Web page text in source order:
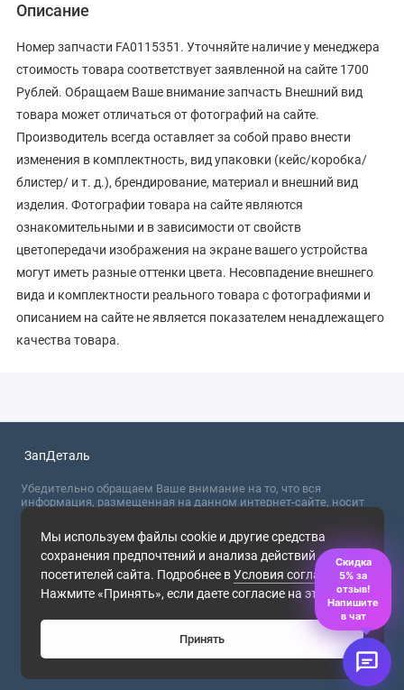
Описание
Номер запчасти FA0115351. Уточняйте наличие у менеджера
стоимость товара соответствует заявленной на сайте 1700
Рублей. Обращаем Ваше внимание запчасть Внешний вид
товара может отличаться от фотографий на сайте.
Производитель всегда оставляет за собой право внести
изменения в комплектность, вид упаковки (кейс/коробка/
блистер/ и т. д.), брендирование, материал и внешний вид
изделия. Фотографии товара на сайте являются
ознакомительными и в зависимости от свойств
цветопередачи изображения на экране вашего устройства
могут иметь разные оттенки цвета. Несовпадение внешнего
вида и комплектности реального товара с фотографиями и
описанием на сайте не является показателем ненадлежащего
качества товара.
Мы используем файлы cookie и другие средства
сохранения предпочтений и анализа действий
посетителей сайта. Подробнее вУсловия соглашения.
Нажмите «Принять», если даете согласие на это.
Принять
ЗапДеталь
Убедительно обращаем Ваше внимание на то, что вся
информация, размещенная на данном интернет-сайте, носит
сугубо информационный характер и не являются публичной
офертой, определяемой положениями Статьи 437 (2) ГК РФ. Для
получения точной информации о стоимости товаров,
пожалуйста, обращайтесь в ближайший офис продаж.
2026
Скидка
5% за
отзыв!
Напишите
в чат